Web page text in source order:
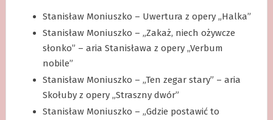
Stanisław Moniuszko – Uwertura z opery „Halka”
Stanisław Moniuszko – „Zakaż, niech ożywcze
słonko” – aria Stanisława z opery „Verbum
nobile”
Stanisław Moniuszko – „Ten zegar stary” – aria
Skołuby z opery „Straszny dwór”
Stanisław Moniuszko – „Gdzie postawić to